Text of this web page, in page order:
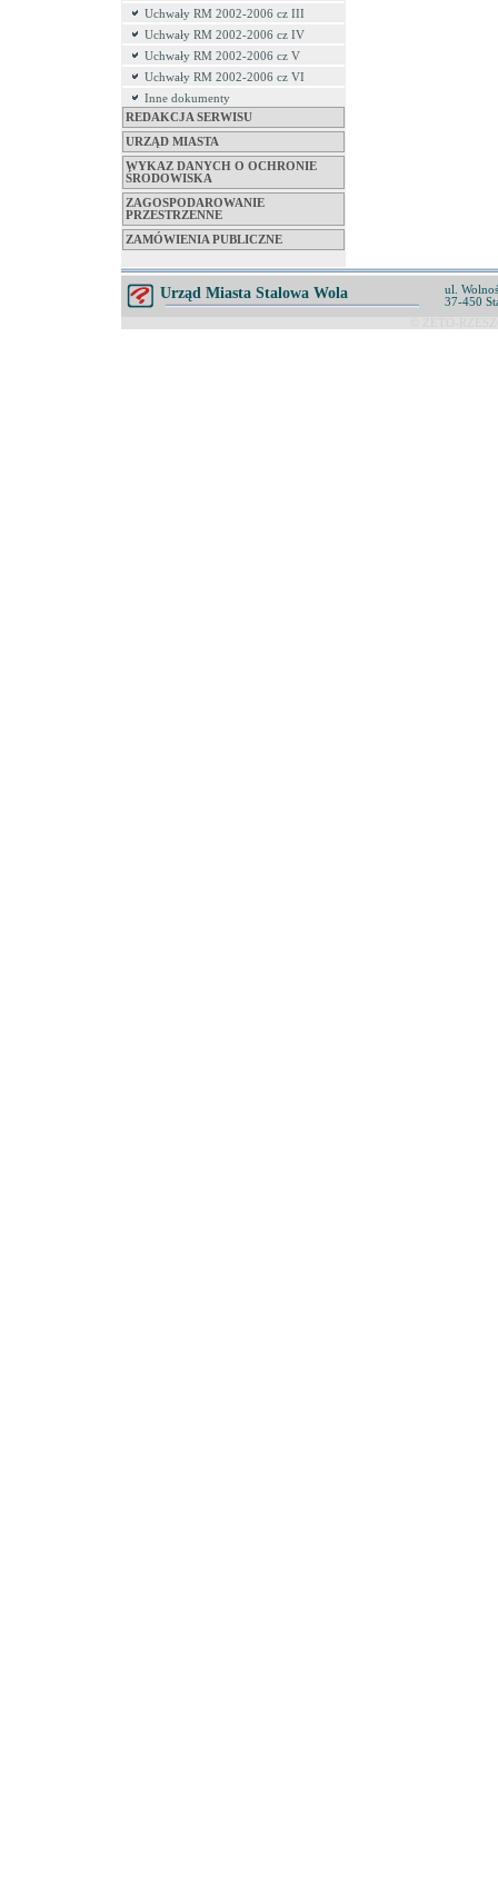
Uchwały RM 2002-2006 cz III
Uchwały RM 2002-2006 cz IV
Uchwały RM 2002-2006 cz V
Uchwały RM 2002-2006 cz VI
Inne dokumenty
REDAKCJA SERWISU
URZĄD MIASTA
WYKAZ DANYCH O OCHRONIE
ŚRODOWISKA
ZAGOSPODAROWANIE
PRZESTRZENNE
ZAMÓWIENIA PUBLICZNE
Urząd Miasta Stalowa Wola
ul.
37-450